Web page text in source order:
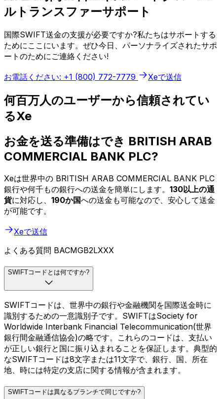
ルトランスファーサポート
国際SWIFT送金の支援が必要ですか?私たちはサポートする
ためにここにいます。ぜひ今日、パーソナライズされたサポ
ートのためにご連絡ください!
お電話ください: +1 (800) 772-7779 Xeで送信
何百万人のユーザーから信頼されてい
るXe
お金を送る準備はでき BRITISH ARAB
COMMERCIAL BANK PLC?
Xeは世界中の BRITISH ARAB COMMERCIAL BANK PLC
銀行や何千もの銀行への送金を簡単にします。 130以上の通
貨に対応し、 190か国への送金も可能なので、安心して送金
が可能です。
Xeで送信
よくある質問 BACMGB2LXXX
SWIFTコードとは何ですか?
SWIFTコードは、世界中の銀行や金融機関を国際送金時に
識別するための一意識別子です。SWIFTはSociety for
Worldwide Interbank Financial Telecommunication(世界
銀行間金融通信協会)の略です。これらのコードは、支払い
が正しい銀行と国に振り込まれることを保証します。典型的
なSWIFTコードは8文字または11文字で、銀行、国、所在
地、時には特定の支店に関する情報が含まれます。
SWIFTコードは異なるブランチで同じですか?